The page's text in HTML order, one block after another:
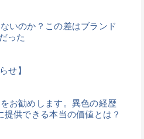
いのか？この差はブランド
った
せ】
お勧めします。異色の経歴
提供できる本当の価値とは？